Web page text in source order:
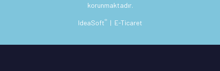
korunmaktadır.
IdeaSoft® | E-Ticaret